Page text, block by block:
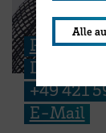
Prof.
+49 421
E-Mail
Alle